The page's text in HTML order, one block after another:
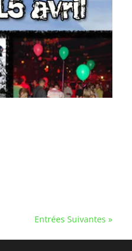
Entrées Suivantes »